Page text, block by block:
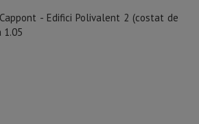
- Edifici Polivalent 2 (costat de
1.05